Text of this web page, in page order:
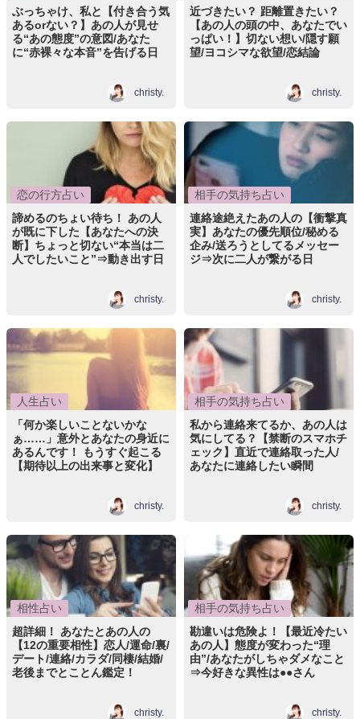
ぶっちゃけ、私と【付き合う気
あるorない？】あの人が見せ
る“あの態度”の意図/あなた
に“赤裸々な本音”を告げる日
christy.
近づきたい？ 距離置きたい？
【あの人の頭の中、あなたでい
っぱい！】切ない想い/隠す願
望/ヨコシマな欲望/恋結論
christy.
恋の行方占い
諦めるのちょい待ち！ あの人
が既に下した【あなたへの決
断】ちょっと切ない“本当は二
人でしたいこと”⇒動き出す日
christy.
相手の気持ち占い
連絡途絶えたあの人の【衝撃真
実】あなたの優先順位/秘める
企み/送ろうとしてるメッセー
ジ⇒次に二人が繋がる日
christy.
人生占い
「何か楽しいことないかな
ぁ……」意外とあなたの身近に
あるんです！ もうすぐ起こる
【期待以上の出来事と変化】
christy.
相手の気持ち占い
私から連絡来てるか、あの人は
気にしてる？【禁断のスマホチ
ェック】直近で連絡取った人/
あなたに連絡したい瞬間
christy.
相性占い
超詳細！ あなたとあの人の
【12の重要相性】恋人/運命/裏/
デート/連絡/カラダ/同棲/結婚/
老後までとことん鑑定！
christy.
相手の気持ち占い
勘違いは危険よ！【最近冷たい
あの人】態度が変わった“理
由”/あなたがしちゃダメなこと
⇒今好きな異性は●●さん
christy.